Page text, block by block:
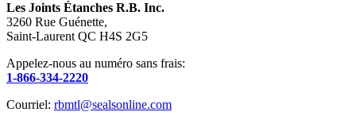
Les Joints Étanches R.B. Inc.
3260 Rue Guénette,
Saint-Laurent QC H4S 2G5
Appelez-nous au numéro sans frais:
1-866-334-2220
Courriel: rbmtl@sealsonline.com